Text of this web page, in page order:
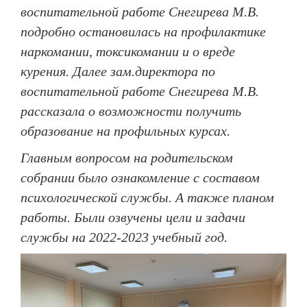
воспитательной работе Снегирева М.В.
подробно остановилась на профилактике
наркомании, токсикомании и о вреде
курения. Далее зам.директора по
воспитательной работе Снегирева М.В.
рассказала о возможности получить
образование на профильных курсах.
Главным вопросом на родительском
собрании было ознакомление с составом
психологической службы. А также планом
работы. Были озвучены цели и задачи
службы на 2022-2023 учебный год.